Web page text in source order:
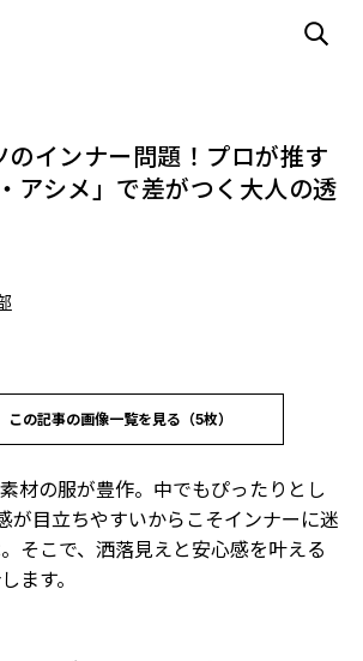
のインナー問題！プロが推す
アシメ」で差がつく大人の透
この記事の画像一覧を見る（5枚）
材の服が豊作。中でもぴったりとし
が目立ちやすいからこそインナーに迷
そこで、洒落見えと安心感を叶える
ます。